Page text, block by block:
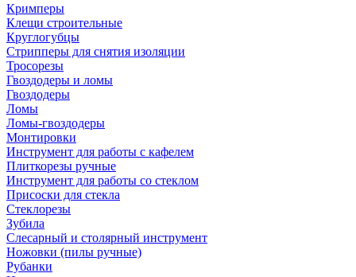
Кримперы
Клещи строительные
Круглогубцы
Стрипперы для снятия изоляции
Тросорезы
Гвоздодеры и ломы
Гвоздодеры
Ломы
Ломы-гвоздодеры
Монтировки
Инструмент для работы с кафелем
Плиткорезы ручные
Инструмент для работы со стеклом
Присоски для стекла
Стеклорезы
Зубила
Слесарный и столярный инструмент
Ножовки (пилы ручные)
Рубанки